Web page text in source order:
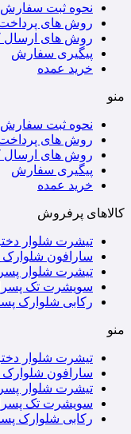
نحوه ثبت سفارش
روش های
روش های ارسال
پیگیری سفارش
خرید عمده
منو
نحوه ثبت سفارش
روش های
روش های ارسال
پیگیری سفارش
خرید عمده
کالاهای پرفروش
تیشرت شلوار
سارافون شلوارک
تیشرت شلوار
سویشرت تک
رکابی شلوارک
منو
تیشرت شلوار
سارافون شلوارک
تیشرت شلوار
سویشرت تک
رکابی شلوارک